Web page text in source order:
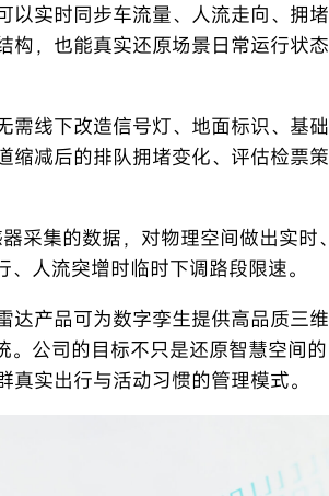
以实时同步车流量、人流走向、拥堵
构，也能真实还原场景日常运行状态
需线下改造信号灯、地面标识、基础
缩减后的排队拥堵变化、评估检票策
采集的数据，对物理空间做出实时、
人流突增时临时下调路段限速。
产品可为数字孪生提供高品质三维
公司的目标不只是还原智慧空间的
实出行与活动习惯的管理模式。